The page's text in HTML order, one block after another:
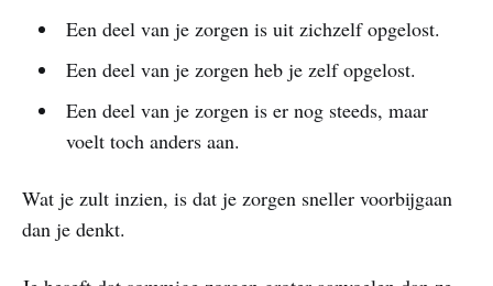
Een deel van je zorgen is uit zichzelf opgelost.
Een deel van je zorgen heb je zelf opgelost.
Een deel van je zorgen is er nog steeds, maar
voelt toch anders aan.
Wat je zult inzien, is dat je zorgen sneller voorbijgaan
dan je denkt.